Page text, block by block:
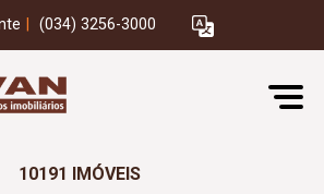
(034) 3256-3000
10191 IMÓVEIS